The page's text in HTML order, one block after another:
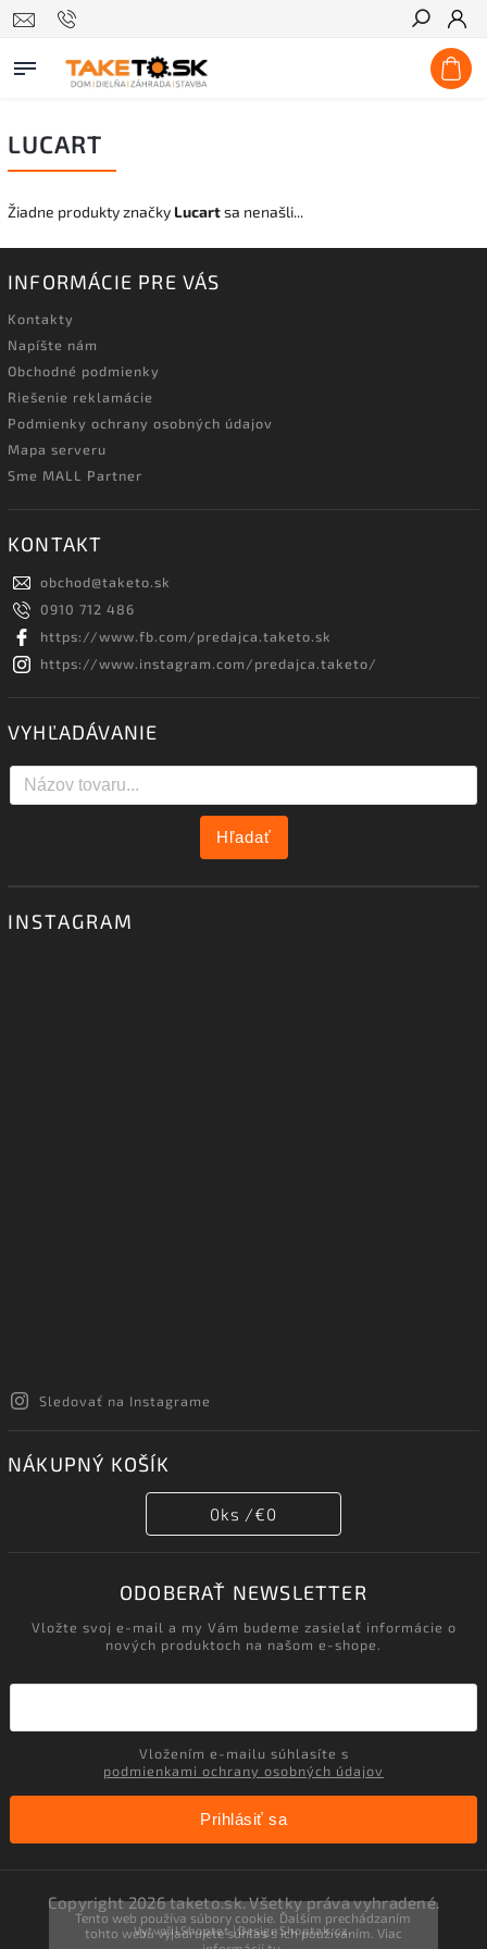
Tento web používa súbory cookie. Ďalším prechádzaním
tohto webu vyjadrujete súhlas s ich používaním. Viac
Hľadať
LUCART
Žiadne produkty značky Lucartsa nenašli...
INFORMÁCIE PRE VÁS
Kontakty
Napíšte nám
Obchodné podmienky
Riešenie reklamácie
Podmienky ochrany osobných údajov
Mapa serveru
Sme MALL Partner
KONTAKT
obchod@taketo.sk
0910 712 486
https://www.fb.com/predajca.taketo.sk
https://www.instagram.com/predajca.taketo/
VYHĽADÁVANIE
Hľadať
INSTAGRAM
Sledovať na Instagrame
NÁKUPNÝ KOŠÍK
0ks /€0
ODOBERAŤ NEWSLETTER
Vložte svoj e-mail a my Vám budeme zasielať informácie o
nových produktoch na našom e-shope.
podmienkami ochrany osobných údajov
Prihlásiť sa
Copyright 2026taketo.sk. Všetky práva vyhradené.
VytvořilShoptet| Design Shoptak.cz.